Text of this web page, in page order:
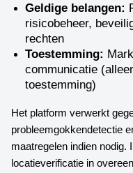
Geldige belangen:
risicobeheer,
rechten
Toestemming:
communicatie
toestemming)
Het platform verwerkt
probleemgokkendetectie
maatregelen indien
locatieverificatie in